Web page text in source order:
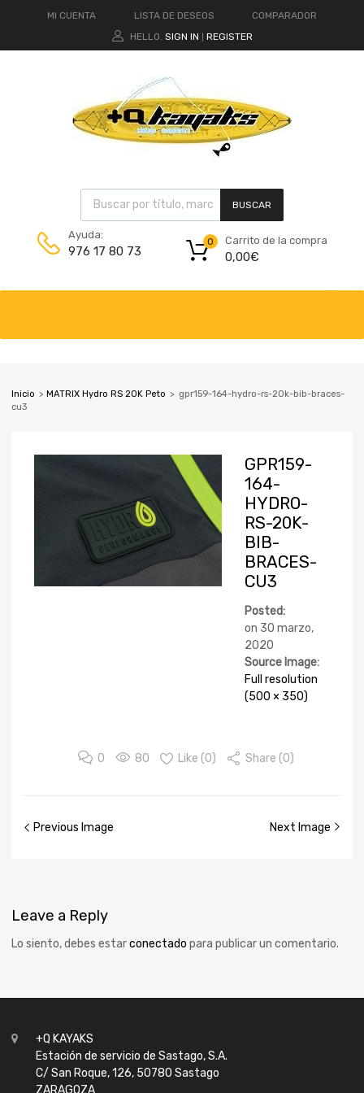
MI CUENTA LISTA DE DESEOS
COMPARADOR
HELLO. SIGN IN REGISTER
BUSCAR
Ayuda:
976 17 80 73
Carrito de la compra
0,00€
0
Inicio > MATRIX Hydro RS 20K Peto > gpr159-164-hydro-rs-20k-bib-braces-
cu3
GPR159-
164-
HYDRO-
RS-20K-
BIB-
BRACES-
CU3
Posted:
on 30 marzo,
2020
Source Image:
Full resolution
(500 × 350)
0 80 Like (0) Share (0)
Previous Image Next Image
Leave a Reply
Lo siento, debes estarconectado para publicar un comentario.
+Q KAYAKS
Estación de servicio de Sastago, S.A.
C/ San Roque, 126, 50780 Sastago